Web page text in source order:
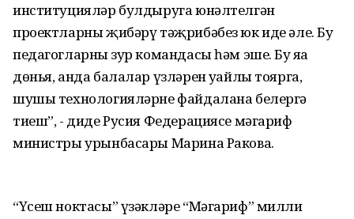
институцияләр булдыруга юнәлтелгән
проектларны җибәрү тәҗрибәбез юк иде әле. Бу
педагогларның зур командасы һәм эше. Бу яңа
дөнья, анда балалар үзләрен уңайлы тоярга,
шушы технологияләрне файдалана белергә
тиеш”, - диде Русия Федерациясе мәгариф
министры урынбасары Марина Ракова.
“Үсеш ноктасы” үзәкләре “Мәгариф” милли